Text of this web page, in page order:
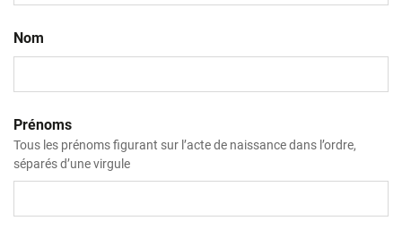
Nom
Prénoms
Tous les prénoms figurant sur l’acte de naissance dans l’ordre,
séparés d’une virgule